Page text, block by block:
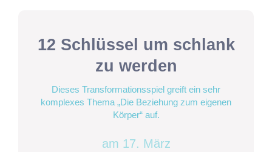
12 Schlüssel um schlank
zu werden
Dieses Transformationsspiel greift ein sehr
komplexes Thema „Die Beziehung zum eigenen
Körper“ auf.
am 17. März